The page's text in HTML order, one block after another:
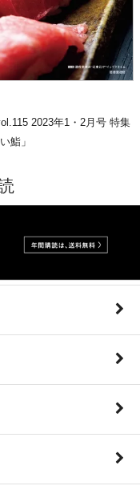
2023年1・2月号 特集
鮨」